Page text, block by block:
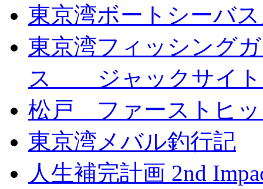
東京湾ボートシーバ
東京湾フィッシング
ス ジャックサイト
松戸 ファーストヒ
東京湾メバル釣行記
人生補完計画 2nd